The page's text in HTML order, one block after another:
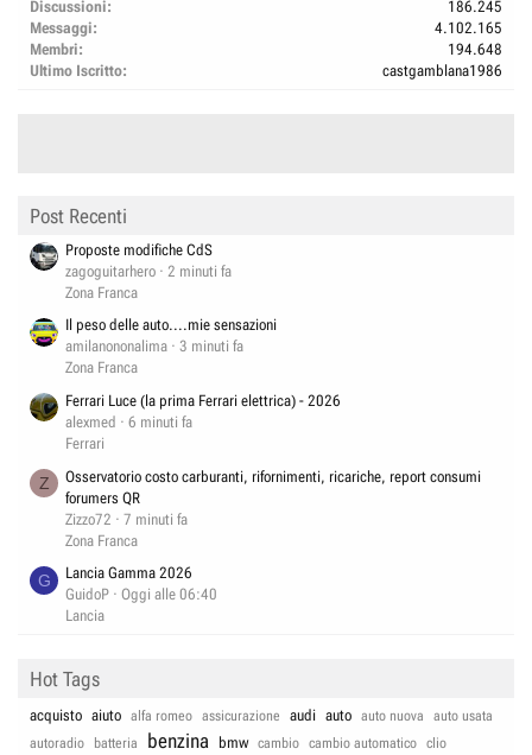
Discussioni
186.245
Messaggi
4.102.165
Membri
194.648
Ultimo Iscritto
castgamblana1986
Post Recenti
Proposte modifiche CdS
zagoguitarhero
2 minuti fa
Zona Franca
Il peso delle auto....mie sensazioni
amilanononalima
3 minuti fa
Zona Franca
Ferrari Luce (la prima Ferrari elettrica) - 2026
alexmed
6 minuti fa
Ferrari
Z
Osservatorio costo carburanti, rifornimenti, ricariche, report consumi
forumers QR
Zizzo72
7 minuti fa
Zona Franca
G
Lancia Gamma 2026
GuidoP
Oggi alle 06:40
Lancia
Hot Tags
acquisto aiuto alfa romeo assicurazione audi auto auto nuova
auto usata
autoradio
batteria benzina bmw cambio cambio automatico clio